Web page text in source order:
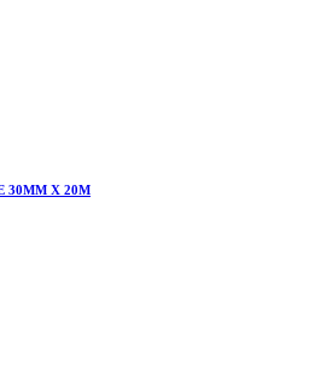
30MM X 20M